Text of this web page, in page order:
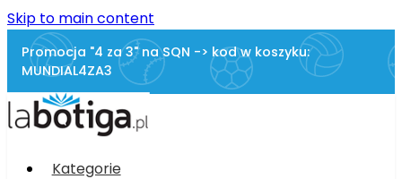
Skip to main content
Promocja "4 za 3" na SQN -> kod w koszyku:
MUNDIAL4ZA3
Kategorie